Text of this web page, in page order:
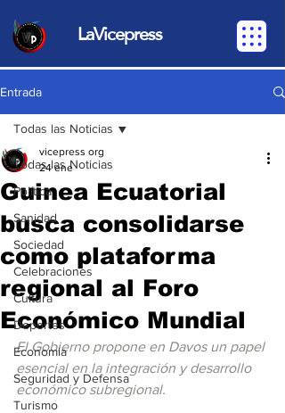
LaVicepress
Entrada
Todas las Noticias
Política
Sanidad
Sociedad
Celebraciones
Cultura
Deportes
Economia
Seguridad y Defensa
Turismo
Todas las Noticias
Guinea Ecuatorial
busca consolidarse
como plataforma
regional al Foro
Económico Mundial
vicepress org
24 ene
El Gobierno propone en Davos un papel
esencial en la integración y desarrollo
económico subregional.